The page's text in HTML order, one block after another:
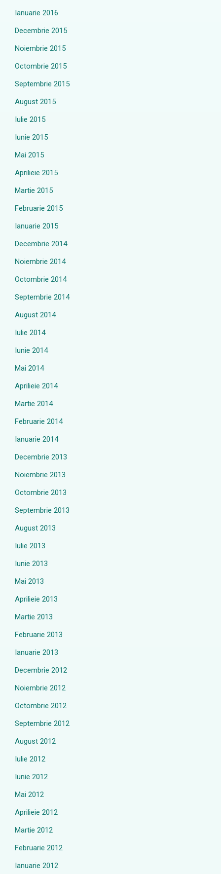
Ianuarie 2016
Decembrie 2015
Noiembrie 2015
Octombrie 2015
Septembrie 2015
August 2015
Iulie 2015
Iunie 2015
Mai 2015
Aprilieie 2015
Martie 2015
Februarie 2015
Ianuarie 2015
Decembrie 2014
Noiembrie 2014
Octombrie 2014
Septembrie 2014
August 2014
Iulie 2014
Iunie 2014
Mai 2014
Aprilieie 2014
Martie 2014
Februarie 2014
Ianuarie 2014
Decembrie 2013
Noiembrie 2013
Octombrie 2013
Septembrie 2013
August 2013
Iulie 2013
Iunie 2013
Mai 2013
Aprilieie 2013
Martie 2013
Februarie 2013
Ianuarie 2013
Decembrie 2012
Noiembrie 2012
Octombrie 2012
Septembrie 2012
August 2012
Iulie 2012
Iunie 2012
Mai 2012
Aprilieie 2012
Martie 2012
Februarie 2012
Ianuarie 2012